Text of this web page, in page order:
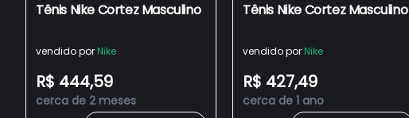
Tênis Nike Cortez Masculino
vendido por Nike
R$ 444,59
cerca de 2 meses
Tênis Nike Cortez Masculino
vendido por Nike
R$ 427,49
cerca de 1 ano